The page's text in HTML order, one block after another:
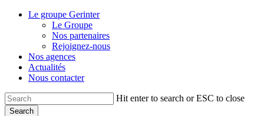
Skip
Le groupe Gerinter
Le Groupe
Nos partenaires
Rejoignez-nous
Nos agences
Actualités
Nous contacter
Hit enter to search or ESC to close
Search